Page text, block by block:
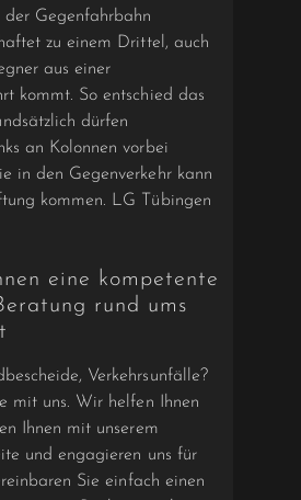
der Gegenfahrbahn
zu einem Drittel, auch
aus einer
kommt. So entschied das
dürfen
an Kolonnen vorbei
in den Gegenverkehr kann
kommen. LG Tübingen
eine kompetente
rund ums
Verkehrsunfälle?
mit uns. Wir helfen Ihnen
Ihnen mit unserem
und engagieren uns für
Sie einfach einen